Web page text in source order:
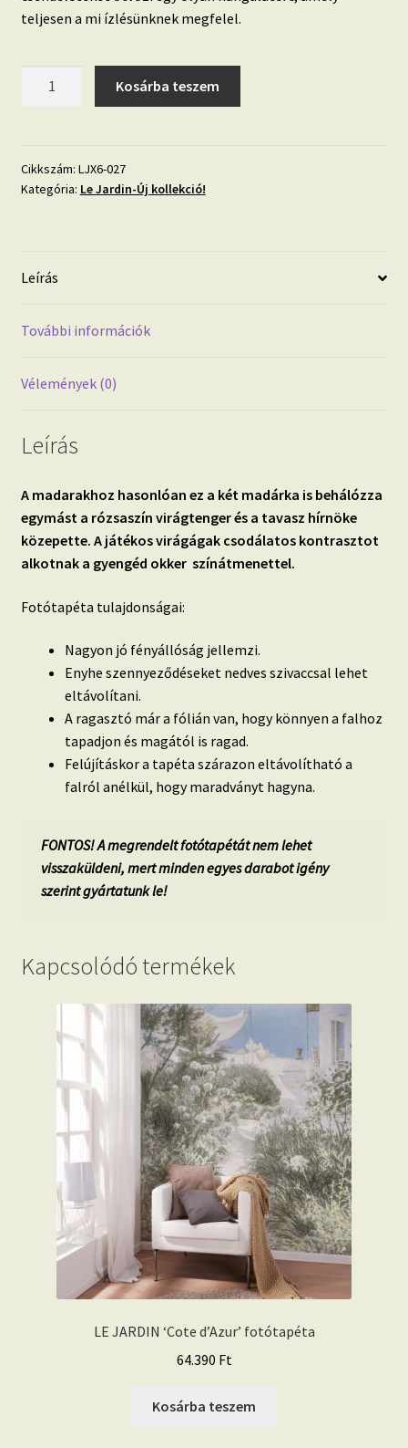
teljesen a mi ízlésünknek megfelel.
fotótapéta
mennyiség
Kosárba teszem
Cikkszám: LJX6-027
Kategória: Le Jardin-Új kollekció!
Leírás
További információk
Vélemények (0)
Leírás
A madarakhoz hasonlóan ez a két madárka is behálózza
egymást a rózsaszín virágtenger és a tavasz hírnöke
közepette. A játékos virágágak csodálatos kontrasztot
alkotnak a gyengéd okker színátmenettel.
Fotótapéta tulajdonságai:
Nagyon jó fényállóság jellemzi.
Enyhe szennyeződéseket nedves szivaccsal lehet
eltávolítani.
A ragasztó már a fólián van, hogy könnyen a falhoz
tapadjon és magától is ragad.
Felújításkor a tapéta szárazon eltávolítható a
falról anélkül, hogy maradványt hagyna.
FONTOS! A megrendelt fotótapétát nem lehet
visszaküldeni, mert minden egyes darabot igény
szerint gyártatunk le!
Kapcsolódó termékek
LE JARDIN ‘Cote d’Azur’ fotótapéta
64.390 Ft
Kosárba teszem